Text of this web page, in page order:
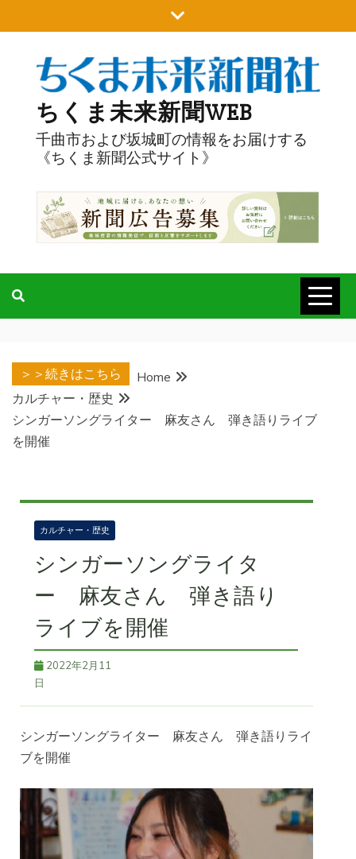
to
ちくま未来新聞WEB
千曲市および坂城町の情報をお届けする
《ちくま新聞公式サイト》
＞＞続きはこちら
Home
カルチャー・歴史
シンガーソングライター 麻友さん 弾き語りライブ
を開催
カルチャー・歴史
シンガーソングライタ
ー 麻友さん 弾き語り
ライブを開催
2022年2月11
日
シンガーソングライター 麻友さん 弾き語りライ
ブを開催